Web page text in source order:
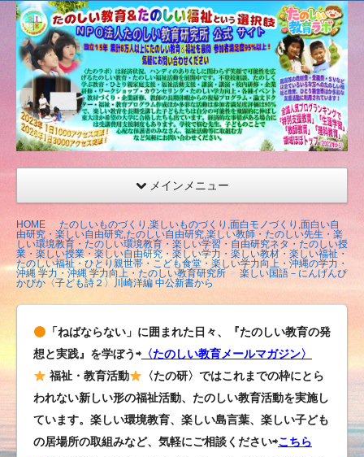
たの
しい
教育
研究
所
（沖
縄）
公式
ト
メインメニュー
HOME
たのしいものづくり,楽しいものづくり,面白モノづくり,面白い自
由研究・楽しい自由研究,たのしい自由研究,楽しい教師・たのしい先生・楽
しい環境教育・たのしい環境教育・楽しい学習・自由研究ネタ・たのしい授
業・楽しい授業・楽しい自由研究・楽しい学力・楽しい教材・楽しい福祉・
たのしい福祉・ひとり親世帯・こども食堂・楽しい学力向上・沖縄の学力・
沖縄 学力・沖縄 学力向上・たのしい教育研究所
楽しい国語－にんげんぴ
かぴか〈子ども詩２〉川崎洋編 中公新書から
「ねばならない」に囲まれた日々、『たのしい教育の発
想と実践』を学ぼう⇨ 〈たのしい教育メールマガジン〉
福祉・教育活動
〈たの研〉ではこれまでの枠にとら
われない新しい形の福祉活動、たのしい教育活動を実施し
ています。楽しい環境教育、楽しい島言葉、楽しい子ども
の居場所の取組みなど、気軽にご相談ください⇨こちら